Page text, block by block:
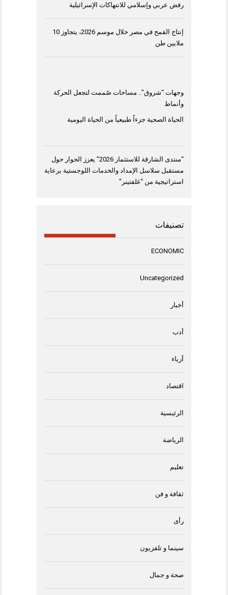
رفض عربي وإسلامي للانتهاكات الإسرائيلية
إنتاج القمح في مصر خلال موسم 2026، يتجاوز 10
ملايين طن
وجهات “شروق”.. مساحات صُممت لتجعل الحركة
وأنماط
الحياة الصحية جزءاً طبيعياً من الحياة اليومية
“منتدى الشارقة للاستثمار 2026” يعزز الحوار حول
مستقبل سلاسل الإمداد والخدمات اللوجستية برعاية
استراتيجية من “غلفتينر”
تصنيفات
ECONOMIC
Uncategorized
أخبار
أدب
أزياء
اقتصاد
الرئيسية
الرياضة
تعليم
ثقافة و فن
رأى
سينما و تلفزيون
صحة و جمال